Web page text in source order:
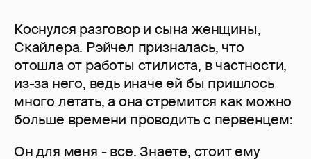
Коснулся разговор и сына женщины,
Скайлера. Рэйчел призналась, что
отошла от работы стилиста, в частности,
из-за него, ведь иначе ей бы пришлось
много летать, а она стремится как можно
больше времени проводить с первенцем:
Он для меня - все. Знаете, стоит ему